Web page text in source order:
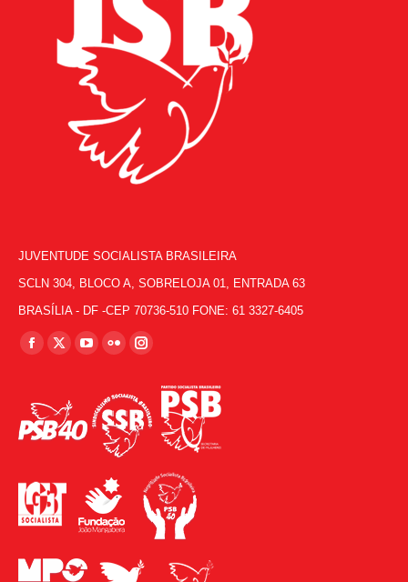
JUVENTUDE SOCIALISTA BRASILEIRA
SCLN 304, BLOCO A, SOBRELOJA 01, ENTRADA 63
BRASÍLIA - DF -CEP 70736-510 FONE: 61 3327-6405
Encontre-nos em:
Facebook
opens
in
X
opens
in
YouTube
opens
in
new
Flickr
opens
in
new
Instagram
opens
in
window